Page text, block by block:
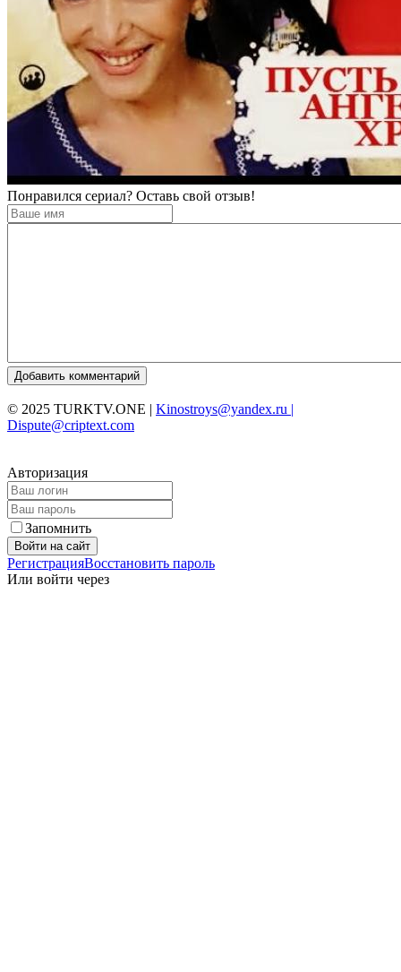
Понравился сериал? Оставь свой отзыв!
Добавить комментарий
© 2025 TURKTV.ONE | Kinostroys@yandex.ru |
Dispute@criptext.com
Авторизация
Запомнить
Войти на сайт
РегистрацияВосстановить пароль
Или войти через